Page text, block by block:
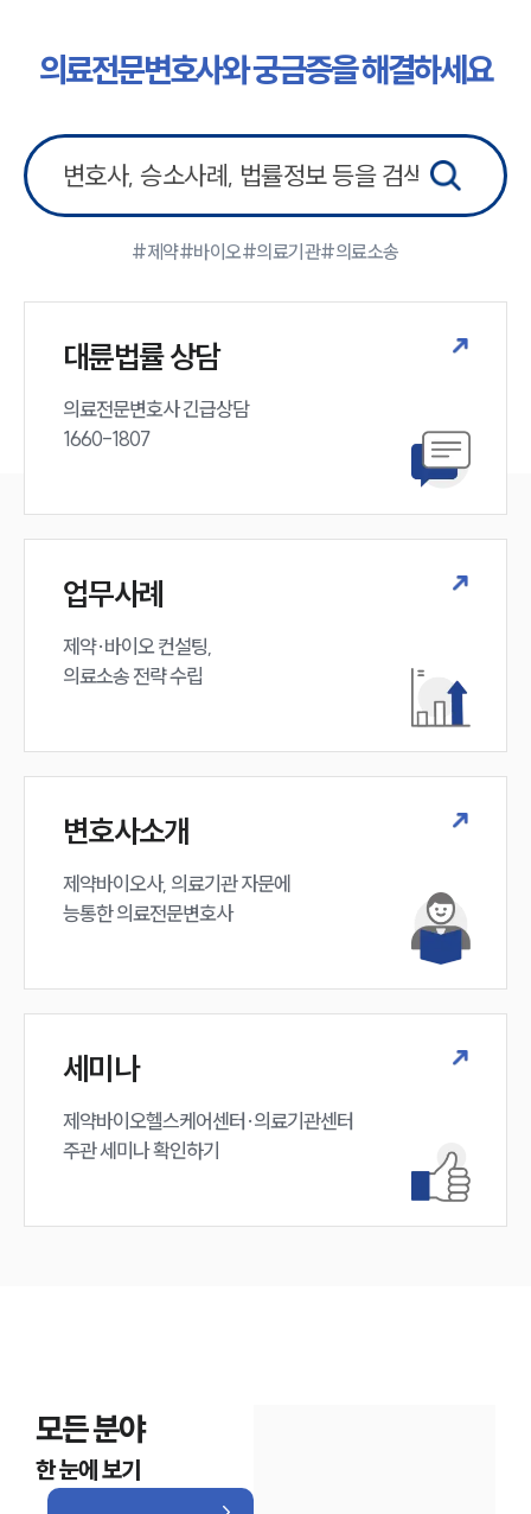
그룹소개
그룹소개
오시는 길
고객의 소리
업무사례
법률정보
법률지식인
의료·바이오·헬스케어그룹 업무
소식/자료
공지사항
법률 블로그
대륜법률상담예약
대륜법률상담예약
의료전문변호사와 궁금증을 해결하세요
#제약#바이오#의료기관#의료소송
대륜법률 상담
의료전문변호사 긴급상담
1660-1807
업무사례
제약·바이오 컨설팅,
의료소송 전략 수립
변호사소개
제약바이오사, 의료기관 자문에
능통한 의료전문변호사
세미나
제약바이오헬스케어센터·의료기관센터
주관 세미나 확인하기
모든 분야
한 눈에 보기